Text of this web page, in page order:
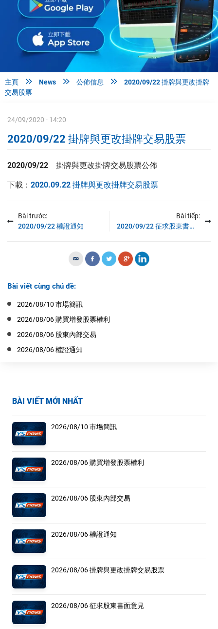
主頁  News  公佈信息 
2020/09/22 掛牌與更改掛牌
交易股票
BÀI VIẾT MỚI NHẤT
2026/08/10 市場簡訊
2026/08/06 購買增發股票權利
2026/08/06 股東內部交易
2026/08/06 權證通知
2026/08/06 掛牌與更改掛牌交易股票
2026/08/06 征求股東書面意見
24/09/2020 - 14:20
2020/09/22 掛牌與更改掛牌交易股票
2020/09/22 掛牌與更改掛牌交易股票公佈
下載： 2020.09.22 掛牌與更改掛牌交易股票
Bài trước:
2020/09/22 權證通知
Bài tiếp:
2020/09/22 征求股東書面意見
Bài viết cùng chủ đề:
2026/08/10 市場簡訊
2026/08/06 購買增發股票權利
2026/08/06 股東內部交易
2026/08/06 權證通知